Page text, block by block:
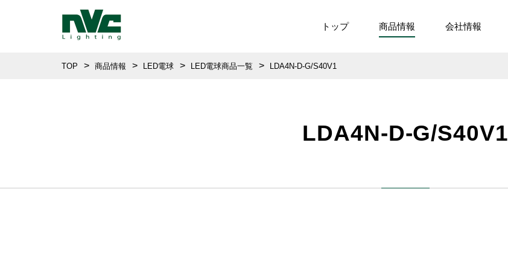
トップ 商品情報 会社情報
TOP 商品情報 LED電球 LED電球商品一覧 LDA4N-D-G/S40V1
LDA4N-D-G/S40V1